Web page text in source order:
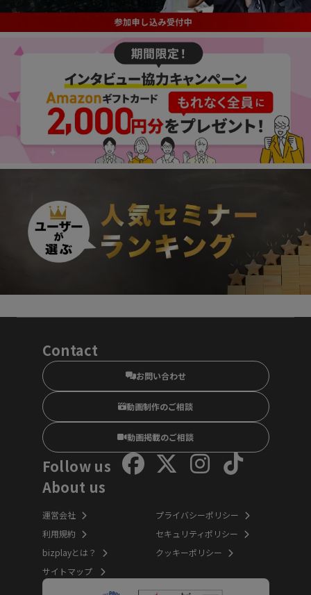
Contact
お問い合わせ
動画制作のご相談
動画掲載のご相談
Follow us
About us
運営会社
利用規約
bizplayとは？
サイトマップ
プライバシーポリシー
セキュリティポリシー
クッキーポリシー